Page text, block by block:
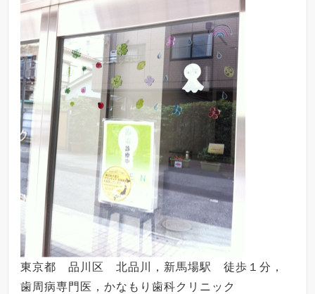
東京都 品川区 北品川，新馬場駅 徒歩１分，
歯周病専門医，かなもり歯科クリニック